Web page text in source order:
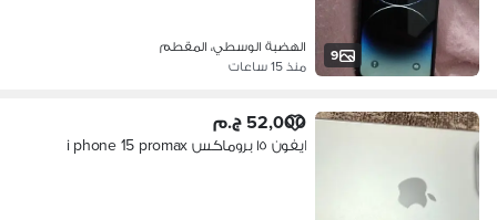
9
الهضبة الوسطي، المقطم
منذ 15 ساعات
52,000 ج.م
ايفون ١٥ بروماكس i phone 15 promax